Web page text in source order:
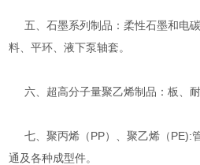
五、石墨系列制品：柔性石墨和电
料、平环、液下泵轴套。
六、超高分子量聚乙烯制品：板、耐
七、聚丙烯（PP）、聚乙烯（PE):
通及各种成型件。